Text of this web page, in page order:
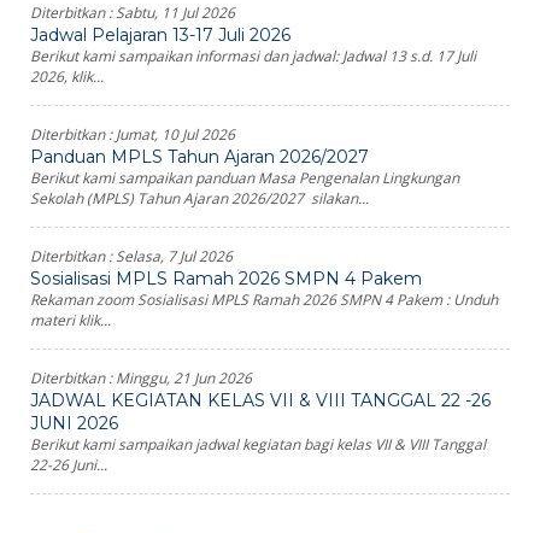
Diterbitkan :Sabtu, 11 Jul 2026
Jadwal Pelajaran 13-17 Juli 2026
Berikut kami sampaikan informasi dan jadwal: Jadwal 13 s.d. 17 Juli
2026, klik...
Diterbitkan :Jumat, 10 Jul 2026
Panduan MPLS Tahun Ajaran 2026/2027
Berikut kami sampaikan panduan Masa Pengenalan Lingkungan
Sekolah (MPLS) Tahun Ajaran 2026/2027 silakan...
Diterbitkan :Selasa, 7 Jul 2026
Sosialisasi MPLS Ramah 2026 SMPN 4 Pakem
Rekaman zoom Sosialisasi MPLS Ramah 2026 SMPN 4 Pakem : Unduh
materi klik...
Diterbitkan :Minggu, 21 Jun 2026
JADWAL KEGIATAN KELAS VII & VIII TANGGAL 22 -26
JUNI 2026
Berikut kami sampaikan jadwal kegiatan bagi kelas VII & VIII Tanggal
22-26 Juni...